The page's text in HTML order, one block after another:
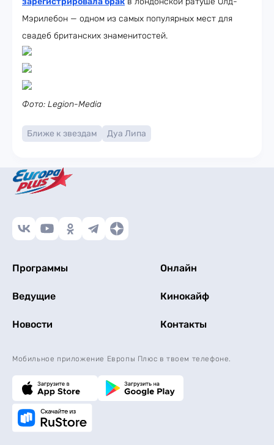
Мэрилебон — одном из самых популярных мест для
свадеб британских знаменитостей.
Фото: Legion-Media
Ближе к звездам Дуа Липа
Программы Онлайн
Ведущие Кинокайф
Новости Контакты
Мобильное приложение Европы Плюс в твоем телефоне.